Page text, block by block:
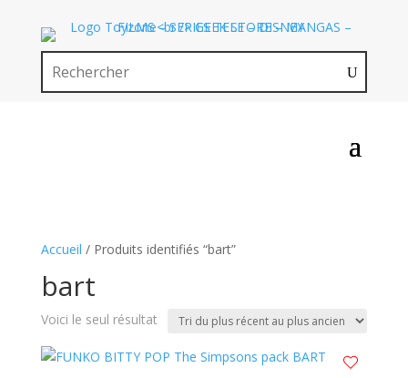
Accueil / Produits identifiés “bart”
bart
Voici le seul résultat